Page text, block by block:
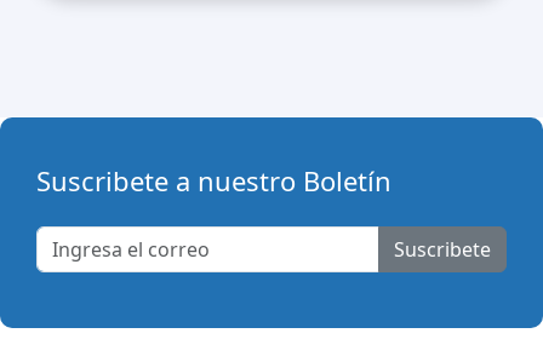
Suscribete a nuestro Boletín
Suscribete